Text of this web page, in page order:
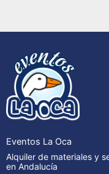
Eventos La Oca
Alquiler de materiales y
en Andalucía